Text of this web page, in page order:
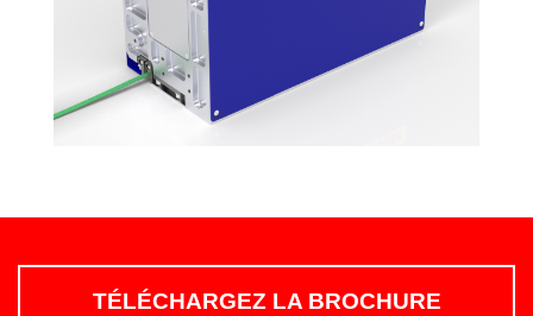
TÉLÉCHARGEZ LA BROCHURE